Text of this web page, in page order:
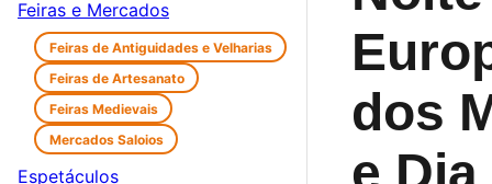
dos
Feiras e Mercados
Feiras de Antiguidades e Velharias
Feiras de Artesanato
Feiras Medievais
Mercados Saloios
Espetáculos